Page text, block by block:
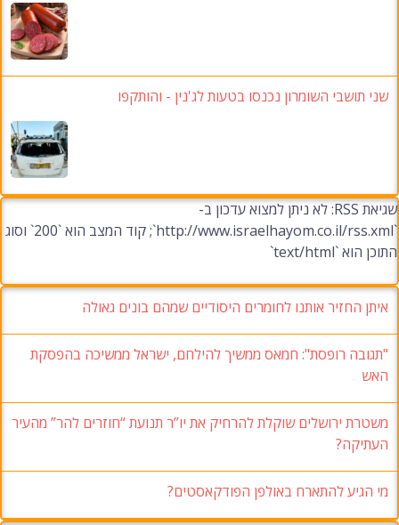
שני תושבי השומרון נכנסו בטעות לג'נין - והותקפו
שגיאת RSS: לא ניתן למצוא עדכון ב-
`http://www.israelhayom.co.il/rss.xml`; קוד המצב הוא `200` וסוג
התוכן הוא `text/html`
איתן החזיר אותנו לחומרים היסודיים שמהם בונים גאולה
"תגובה רופסת": חמאס ממשיך להילחם, ישראל ממשיכה בהפסקת
האש
משטרת ירושלים שוקלת להרחיק את יו”ר תנועת “חוזרים להר” מהעיר
העתיקה?
מי הגיע להתארח באולפן הפודקאסטים?